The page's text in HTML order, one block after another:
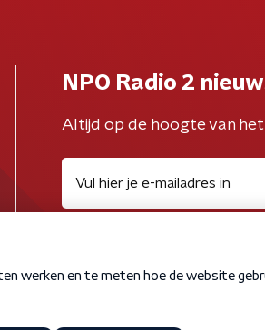
NPO Radio 2
Altijd op de hoogte van